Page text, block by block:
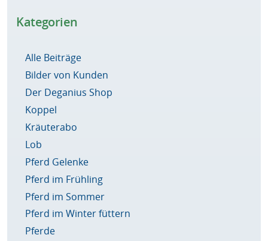
Kategorien
Alle Beiträge
Bilder von Kunden
Der Deganius Shop
Koppel
Kräuterabo
Lob
Pferd Gelenke
Pferd im Frühling
Pferd im Sommer
Pferd im Winter füttern
Pferde